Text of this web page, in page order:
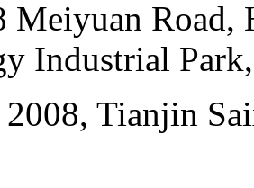
Meiyuan
Industrial
2008, Tianjin